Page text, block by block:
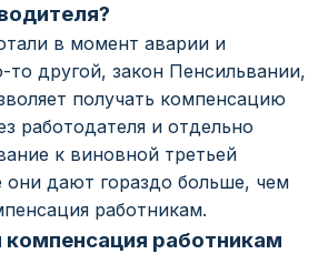
в момент аварии и
то другой, закон Пенсильвании,
получать компенсацию
работодателя и отдельно
к виновной третьей
они дают гораздо больше, чем
работникам.
работникам